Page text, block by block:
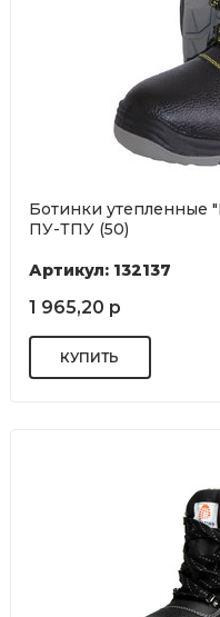
Ботинки утепленные
ПУ-ТПУ (50)
Артикул: 132137
1 965,20 р